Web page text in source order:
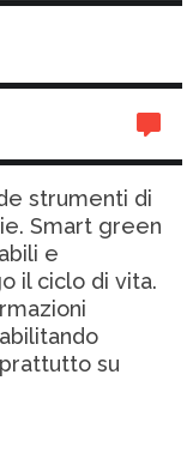
strumenti di
Smart green
e
il ciclo di vita.
su